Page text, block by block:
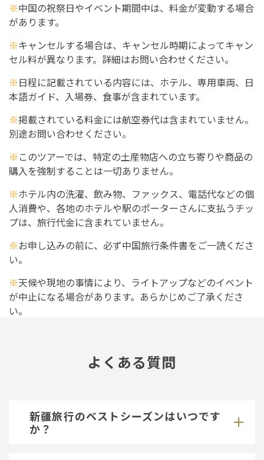
※中国の祝祭日やイベント期間中は、料金が変動する場合
があります。
※キャンセルする場合は、キャンセル時期によってキャン
セル料が異なります。詳細はお問い合わせください。
※日程に記載されている内容には、ホテル、専用車両、日
本語ガイド、入場券、食事が含まれています。
※掲載されている料金には航空券代は含まれていません。
別途お問い合わせください。
※ このツアーでは、特定の土産物店への立ち寄りや商品の
購入を強制することは一切ありません。
※ホテル内の洗濯、飲み物、ファックス、電話代などの個
人消費や、各地のホテルや駅のポーターさんに支払うチッ
プは、旅行代金に含まれていません。
※お申し込みの前に、必ず中国旅行条件書をご一読くださ
い。
※天候や現地の事情により、ライトアップなどのイベント
が中止になる場合があります。あらかじめご了承くださ
い。
よくある質問
新疆旅行のベストシーズンはいつです
か？